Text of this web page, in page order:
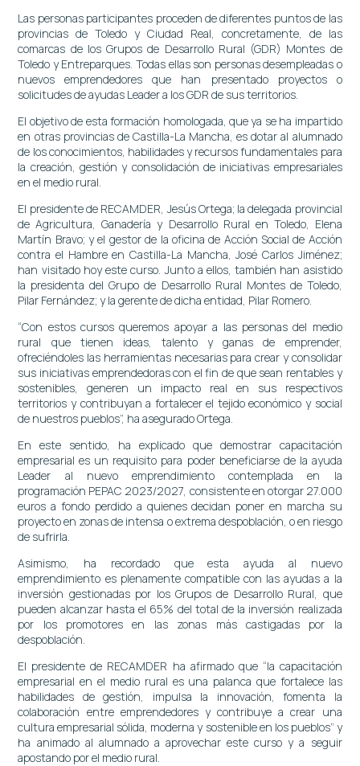
Las personas participantes proceden de diferentes puntos de las
provincias de Toledo y Ciudad Real, concretamente, de las
comarcas de los Grupos de Desarrollo Rural (GDR) Montes de
Toledo y Entreparques. Todas ellas son personas desempleadas o
nuevos emprendedores que han presentado proyectos o
solicitudes de ayudas Leader a los GDR de sus territorios.
El objetivo de esta formación homologada, que ya se ha impartido
en otras provincias de Castilla-La Mancha, es dotar al alumnado
de los conocimientos, habilidades y recursos fundamentales para
la creación, gestión y consolidación de iniciativas empresariales
en el medio rural.
El presidente de RECAMDER, Jesús Ortega; la delegada provincial
de Agricultura, Ganadería y Desarrollo Rural en Toledo, Elena
Martín Bravo; y el gestor de la oficina de Acción Social de Acción
contra el Hambre en Castilla-La Mancha, José Carlos Jiménez;
han visitado hoy este curso. Junto a ellos, también han asistido
la presidenta del Grupo de Desarrollo Rural Montes de Toledo,
Pilar Fernández; y la gerente de dicha entidad, Pilar Romero.
“Con estos cursos queremos apoyar a las personas del medio
rural que tienen ideas, talento y ganas de emprender,
ofreciéndoles las herramientas necesarias para crear y consolidar
sus iniciativas emprendedoras con el fin de que sean rentables y
sostenibles, generen un impacto real en sus respectivos
territorios y contribuyan a fortalecer el tejido económico y social
de nuestros pueblos”, ha asegurado Ortega.
En este sentido, ha explicado que demostrar capacitación
empresarial es un requisito para poder beneficiarse de la ayuda
Leader al nuevo emprendimiento contemplada en la
programación PEPAC 2023/2027, consistente en otorgar 27.000
euros a fondo perdido a quienes decidan poner en marcha su
proyecto en zonas de intensa o extrema despoblación, o en riesgo
de sufrirla.
Asimismo, ha recordado que esta ayuda al nuevo
emprendimiento es plenamente compatible con las ayudas a la
inversión gestionadas por los Grupos de Desarrollo Rural, que
pueden alcanzar hasta el 65% del total de la inversión realizada
por los promotores en las zonas más castigadas por la
despoblación.
El presidente de RECAMDER ha afirmado que “la capacitación
empresarial en el medio rural es una palanca que fortalece las
habilidades de gestión, impulsa la innovación, fomenta la
colaboración entre emprendedores y contribuye a crear una
cultura empresarial sólida, moderna y sostenible en los pueblos” y
ha animado al alumnado a aprovechar este curso y a seguir
apostando por el medio rural.